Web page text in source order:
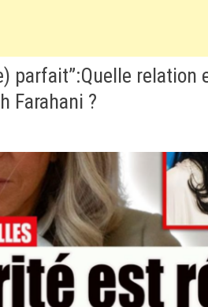
parfait”:Quelle
Farahani ?